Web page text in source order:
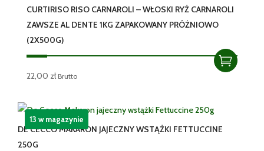
CURTIRISO RISO CARNAROLI – WŁOSKI RYŻ CARNAROLI
ZAWSZE AL DENTE 1KG ZAPAKOWANY PRÓŻNIOWO
(2X500G)
22,00 zł Brutto
DE CECCO MAKARON JAJECZNY WSTĄŻKI FETTUCCINE
250G
13 w magazynie